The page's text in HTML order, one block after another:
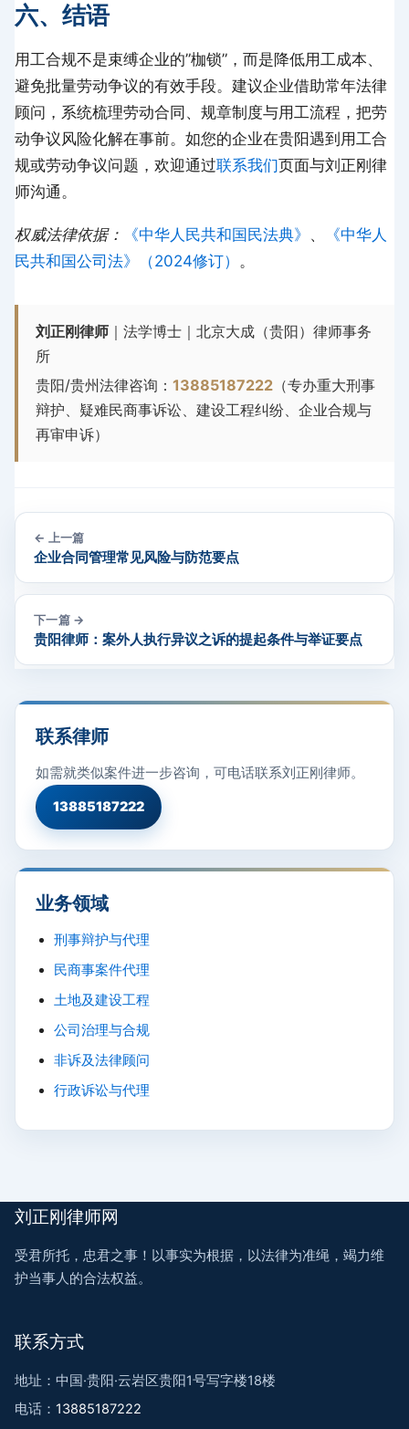
六、结语
用工合规不是束缚企业的”枷锁”，而是降低用工成本、
避免批量劳动争议的有效手段。建议企业借助常年法律
顾问，系统梳理劳动合同、规章制度与用工流程，把劳
动争议风险化解在事前。如您的企业在贵阳遇到用工合
规或劳动争议问题，欢迎通过联系我们页面与刘正刚律
师沟通。
权威法律依据： 《中华人民共和国民法典》 、
《中华人
民共和国公司法》（2024修订） 。
刘正刚律师 ｜法学博士｜北京大成（贵阳）律师事务
所
贵阳/贵州法律咨询：13885187222 （专办重大刑事
辩护、疑难民商事诉讼、建设工程纠纷、企业合规与
再审申诉）
← 上一篇
企业合同管理常见风险与防范要点
下一篇 →
贵阳律师：案外人执行异议之诉的提起条件与举证要点
联系律师
如需就类似案件进一步咨询，可电话联系刘正刚律师。
13885187222
业务领域
刑事辩护与代理
民商事案件代理
土地及建设工程
公司治理与合规
非诉及法律顾问
行政诉讼与代理
刘正刚律师网
受君所托，忠君之事！以事实为根据，以法律为准绳，竭力维
护当事人的合法权益。
联系方式
地址：中国·贵阳·云岩区贵阳1号写字楼18楼
电话： 13885187222